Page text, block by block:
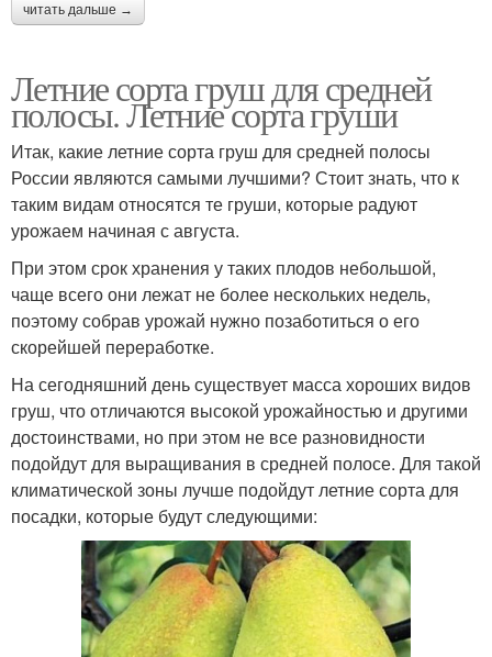
читать дальше →
Летние сорта груш для средней
полосы. Летние сорта груши
Итак, какие летние сорта груш для средней полосы
России являются самыми лучшими? Стоит знать, что к
таким видам относятся те груши, которые радуют
урожаем начиная с августа.
При этом срок хранения у таких плодов небольшой,
чаще всего они лежат не более нескольких недель,
поэтому собрав урожай нужно позаботиться о его
скорейшей переработке.
На сегодняшний день существует масса хороших видов
груш, что отличаются высокой урожайностью и другими
достоинствами, но при этом не все разновидности
подойдут для выращивания в средней полосе. Для такой
климатической зоны лучше подойдут летние сорта для
посадки, которые будут следующими: